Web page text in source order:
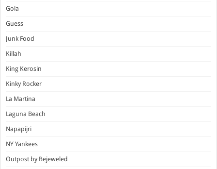
Gola
Guess
Junk Food
Killah
King Kerosin
Kinky Rocker
La Martina
Laguna Beach
Napapijri
NY Yankees
Outpost by Bejeweled